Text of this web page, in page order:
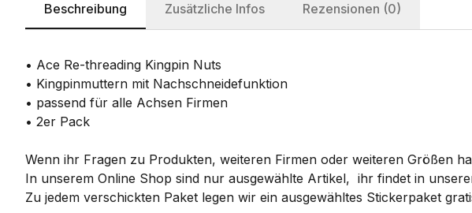
Beschreibung Zusätzliche Infos Rezensionen (0)
• Ace Re-threading Kingpin Nuts
• Kingpinmuttern mit Nachschneidefunktion
• passend für alle Achsen Firmen
• 2er Pack
Wenn ihr Fragen zu Produkten, weiteren Firmen oder weiteren Größen
In unserem Online Shop sind nur ausgewählte Artikel, ihr findet in
Zu jedem verschickten Paket legen wir ein ausgewähltes Stickerpaket